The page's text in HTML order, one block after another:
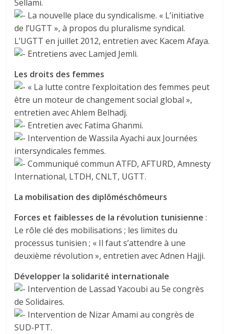
Sellami.
La nouvelle place du syndicalisme. « L’initiative
de l’UGTT », à propos du pluralisme syndical.
L’UGTT en juillet 2012, entretien avec Kacem Afaya.
Entretiens avec Lamjed Jemli.
Les droits des femmes
« La lutte contre l’exploitation des femmes peut
être un moteur de changement social global »,
entretien avec Ahlem Belhadj.
Entretien avec Fatima Ghanmi.
Intervention de Wassila Ayachi aux Journées
intersyndicales femmes.
Communiqué commun ATFD, AFTURD, Amnesty
International, LTDH, CNLT, UGTT.
La mobilisation des diplôméschômeurs
Forces et faiblesses de la révolution tunisienne :
Le rôle clé des mobilisations ; les limites du
processus tunisien ; « Il faut s’attendre à une
deuxième révolution », entretien avec Adnen Hajji.
Développer la solidarité internationale
Intervention de Lassad Yacoubi au 5e congrès
de Solidaires.
Intervention de Nizar Amami au congrès de
SUD-PTT.